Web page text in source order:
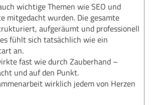
wichtige Themen wie SEO und
mitgedacht wurden. Die gesamte
aufgeräumt und professionell
fühlt sich tatsächlich wie ein
an.
fast wie durch Zauberhand –
und auf den Punkt.
wirklich jedem von Herzen